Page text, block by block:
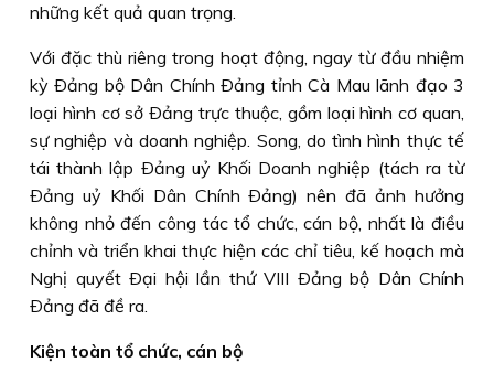
những kết quả quan trọng.
Với đặc thù riêng trong hoạt động, ngay từ đầu nhiệm
kỳ Ðảng bộ Dân Chính Ðảng tỉnh Cà Mau lãnh đạo 3
loại hình cơ sở Ðảng trực thuộc, gồm loại hình cơ quan,
sự nghiệp và doanh nghiệp. Song, do tình hình thực tế
tái thành lập Ðảng uỷ Khối Doanh nghiệp (tách ra từ
Ðảng uỷ Khối Dân Chính Ðảng) nên đã ảnh hưởng
không nhỏ đến công tác tổ chức, cán bộ, nhất là điều
chỉnh và triển khai thực hiện các chỉ tiêu, kế hoạch mà
Nghị quyết Ðại hội lần thứ VIII Ðảng bộ Dân Chính
Ðảng đã đề ra.
Kiện toàn tổ chức, cán bộ